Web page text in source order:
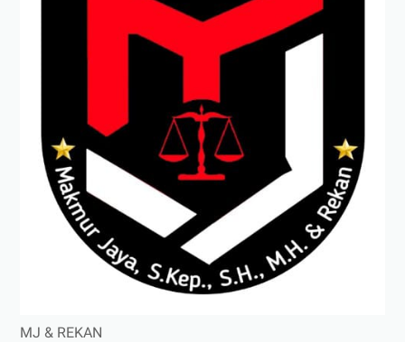
MJ & REKAN